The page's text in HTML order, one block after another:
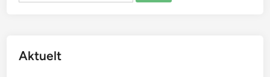
Aktuelt